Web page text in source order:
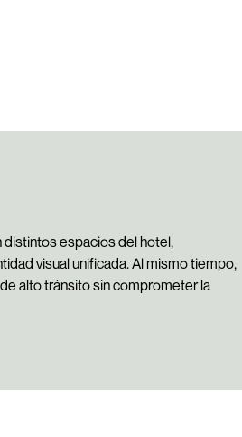
espacios del hotel,
visual unificada. Al mismo tiempo,
alto tránsito sin comprometer la